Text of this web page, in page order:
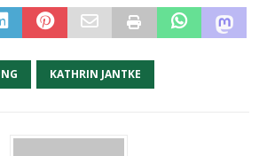
KATHRIN JANTKE